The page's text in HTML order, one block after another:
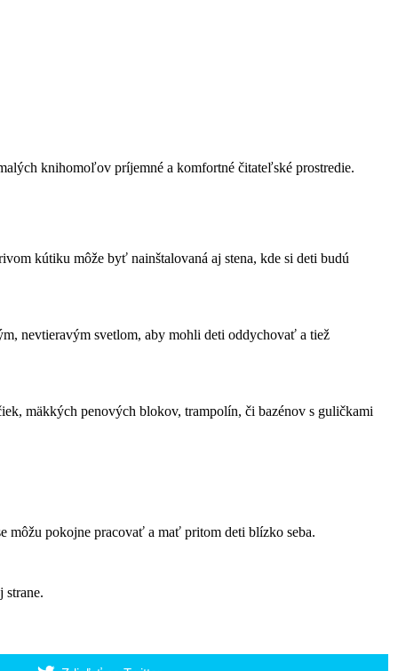
knihomoľov príjemné a komfortné čitateľské prostredie.
kútiku môže byť nainštalovaná aj stena, kde si deti budú
nevtieravým svetlom, aby mohli deti oddychovať a tiež
mäkkých penových blokov, trampolín, či bazénov s guličkami
môžu pokojne pracovať a mať pritom deti blízko seba.
strane.